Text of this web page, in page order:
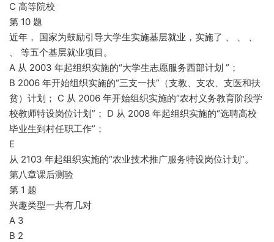
C 高等院校
第 10 题
近年， 国家为鼓励引导大学生实施基层就业，实施了 、 、 、
、 等五个基层就业项目。
A 从 2003 年起组织实施的“大学生志愿服务西部计划 ”；
B 2006 年开始组织实施的“三支一扶”（支教、支农、支医和扶
贫）计划； C 从 2006 年开始组织实施的“农村义务教育阶段学
校教师特设岗位计划”； D 从 2008 年起组织实施的“选聘高校
毕业生到村任职工作”；
E
从 2103 年起组织实施的“农业技术推广服务特设岗位计划”。
第八章课后测验
第 1 题
兴趣类型一共有几对
A 3
B 2